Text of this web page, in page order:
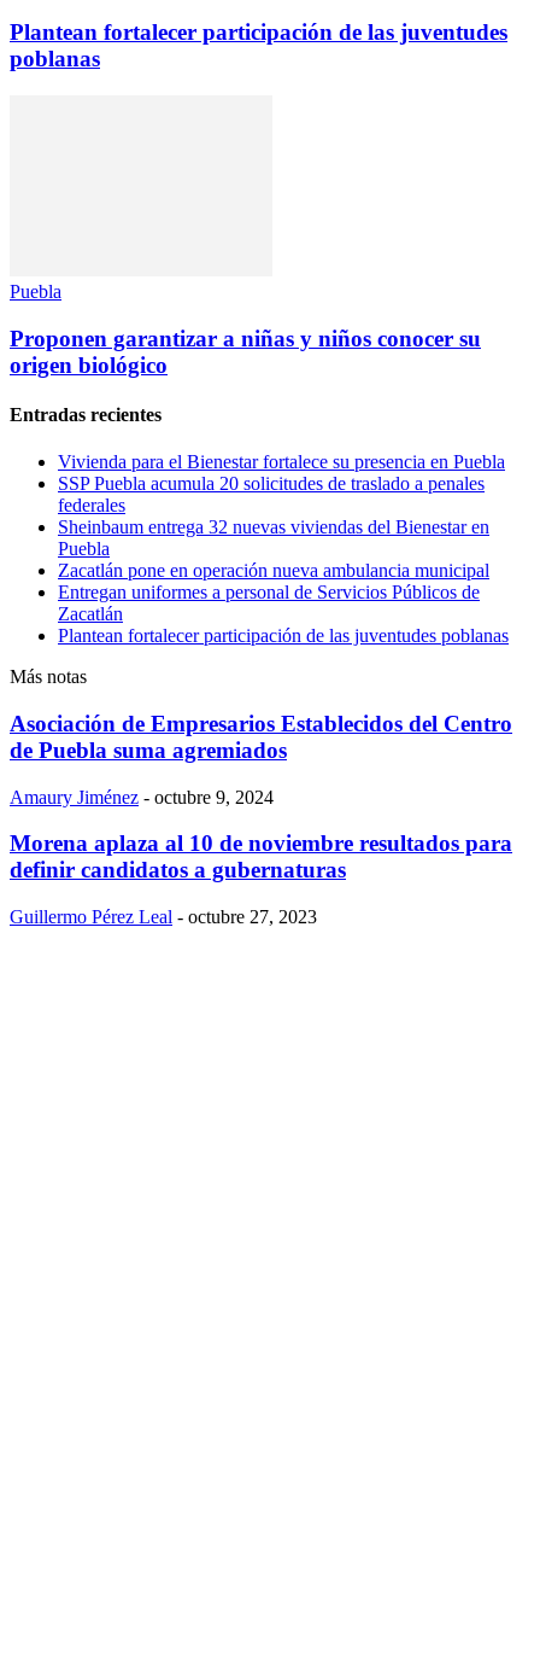
Plantean fortalecer participación de las juventudes
poblanas
Puebla
Proponen garantizar a niñas y niños conocer su
origen biológico
Entradas recientes
Vivienda para el Bienestar fortalece su presencia en Puebla
SSP Puebla acumula 20 solicitudes de traslado a penales
federales
Sheinbaum entrega 32 nuevas viviendas del Bienestar en
Puebla
Zacatlán pone en operación nueva ambulancia municipal
Entregan uniformes a personal de Servicios Públicos de
Zacatlán
Plantean fortalecer participación de las juventudes poblanas
Más notas
Asociación de Empresarios Establecidos del Centro
de Puebla suma agremiados
Amaury Jiménez - octubre 9, 2024
Morena aplaza al 10 de noviembre resultados para
definir candidatos a gubernaturas
Guillermo Pérez Leal - octubre 27, 2023